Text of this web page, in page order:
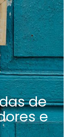
de
e